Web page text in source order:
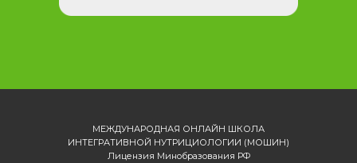
МЕЖДУНАРОДНАЯ ОНЛАЙН ШКОЛА
ИНТЕГРАТИВНОЙ НУТРИЦИОЛОГИИ (МОШИН)
Лицензия Минобразования РФ